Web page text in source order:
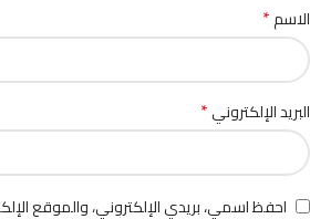
الاسم*
البريد الإلكتروني*
احفظ اسمي، بريدي الإلكتروني، والموقع